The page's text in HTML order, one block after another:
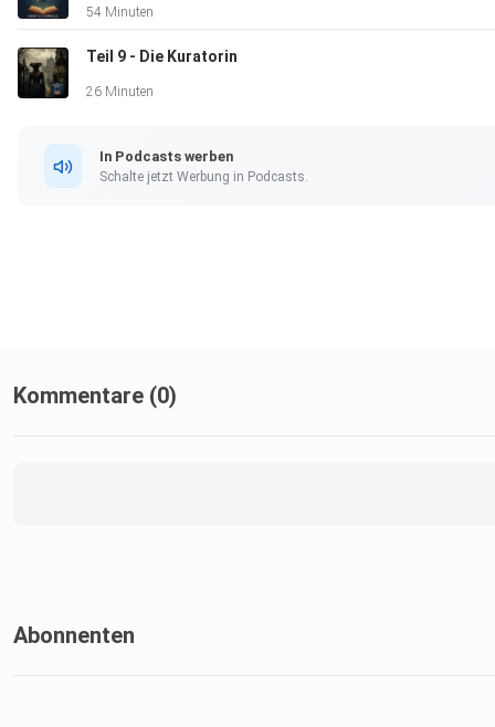
54 Minuten
Teil 9 - Die Kuratorin
26 Minuten
In Podcasts werben
Schalte jetzt Werbung in Podcasts.
Kommentare (0)
Abonnenten